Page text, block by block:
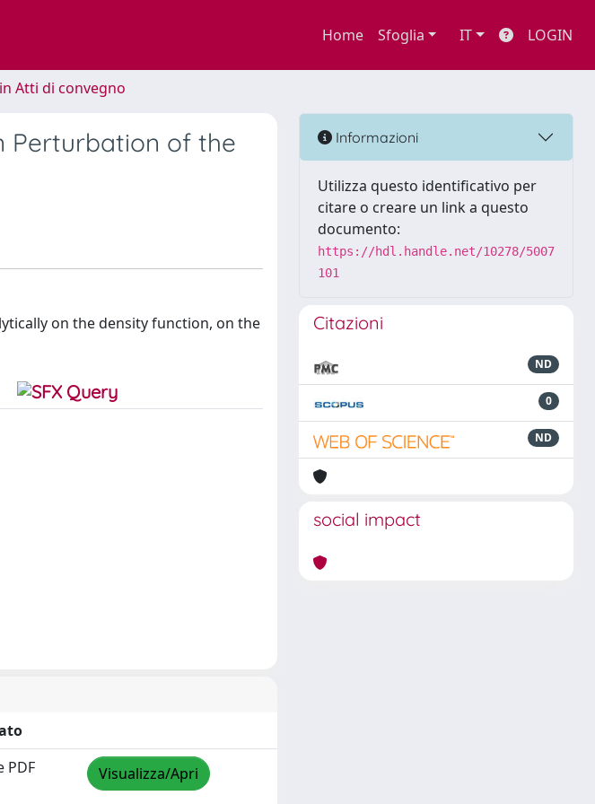
Home Sfoglia IT LOGIN
Atti di convegno
Perturbation of the
on the density function, on the
PDF Visualizza/Apri
Informazioni
Utilizza questo identificativo per
citare o creare un link a questo
documento:
https://hdl.handle.net/10278/5007
101
Citazioni
ND
0
ND
social impact